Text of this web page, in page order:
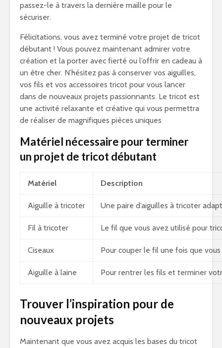
passez-le à travers la dernière maille pour le
sécuriser.
Félicitations, vous avez terminé votre projet de tricot
débutant ! Vous pouvez maintenant admirer votre
création et la porter avec fierté ou l’offrir en cadeau à
un être cher. N’hésitez pas à conserver vos aiguilles,
vos fils et vos accessoires tricot pour vous lancer
dans de nouveaux projets passionnants. Le tricot est
une activité relaxante et créative qui vous permettra
de réaliser de magnifiques pièces uniques
Matériel nécessaire pour terminer
un projet de tricot débutant
Matériel Description
Aiguille à tricoter Une paire d’aiguilles à tricoter
Fil à tricoter Le fil que vous avez utilisé pour
Ciseaux Pour couper le fil une fois que
Aiguille à laine Pour rentrer les fils et terminer
Trouver l’inspiration pour de
nouveaux projets
Maintenant que vous avez acquis les bases du tricot